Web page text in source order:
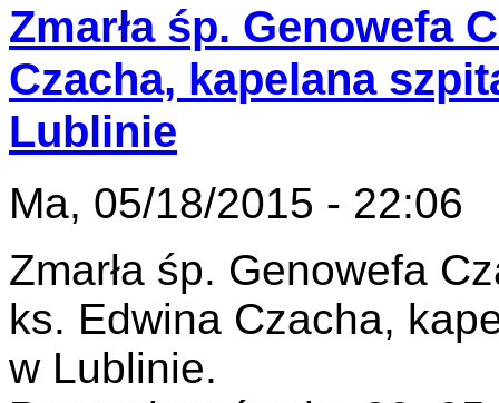
Zmarła śp. Genowefa
Czacha, kapelana
Lublinie
Ma, 05/18/2015 - 22:06
Zmarła śp. Genowefa
ks. Edwina Czacha,
w Lublinie.